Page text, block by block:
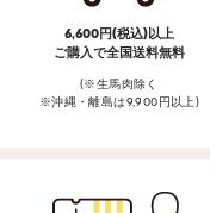
6,600円(税込)以上
ご購入で全国送料無料
(※生馬肉除く
※沖縄・離島は9,900円以上)